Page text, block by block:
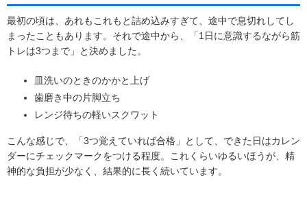
最初の頃は、あれもこれもと詰め込みすぎて、途中で息切れしてし
まったこともあります。それで途中から、「1日に意識するながら筋
トレは3つまで」と決めました。
皿洗いのときのかかと上げ
歯磨き中の片脚立ち
レンジ待ちの軽いスクワット
こんな感じで、「3つ覚えていれば合格」として、できた日はカレン
ダーにチェックマークをつける程度。これくらいゆるいほうが、精
神的な負担が少なく、結果的に長く続いています。